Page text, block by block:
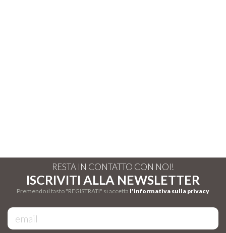
RESTA IN CONTATTO CON NOI!
ISCRIVITI ALLA NEWSLETTER
Premendo il tasto "REGISTRATI" si accetta l'informativa sulla privacy